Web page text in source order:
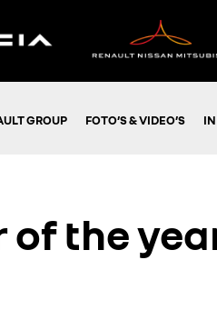
GROUP FOTO’S & VIDEO’S
of the